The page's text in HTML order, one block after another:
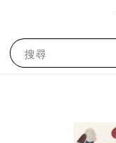
搜尋